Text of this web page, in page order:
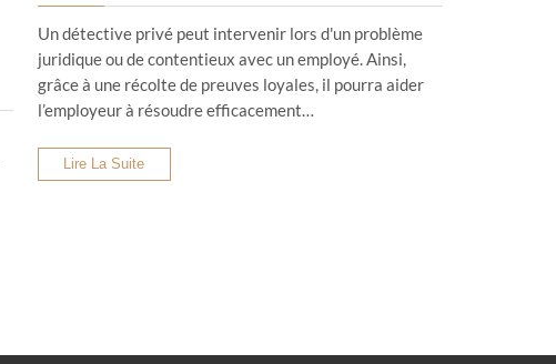
Un détective privé peut intervenir lors d'un problème
juridique ou de contentieux avec un employé. Ainsi,
grâce à une récolte de preuves loyales, il pourra aider
l’employeur à résoudre efficacement…
Lire La Suite